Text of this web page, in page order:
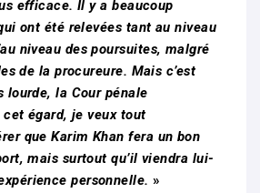
efficace. Il y a beaucoup
ont été relevées tant au niveau
niveau des poursuites, malgré
de la procureure. Mais c’est
lourde, la Cour pénale
égard, je veux tout
que Karim Khan fera un bon
mais surtout qu’il viendra lui-
personnelle. »